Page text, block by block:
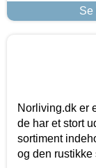
Se
Norliving.dk er
de har et stort
sortiment
og den rustikke